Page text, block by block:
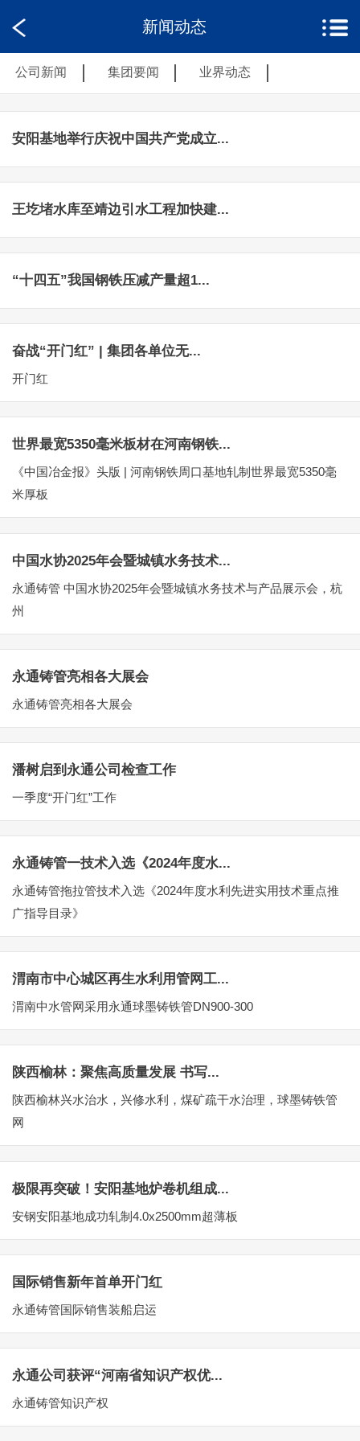
新闻动态
公司新闻 集团要闻 业界动态
安阳基地举行庆祝中国共产党成立...
王圪堵水库至靖边引水工程加快建...
“十四五”我国钢铁压减产量超1...
奋战“开门红” | 集团各单位无...
开门红
世界最宽5350毫米板材在河南钢铁...
《中国冶金报》头版 | 河南钢铁周口基地轧制世界最宽5350毫
米厚板
中国水协2025年会暨城镇水务技术...
永通铸管 中国水协2025年会暨城镇水务技术与产品展示会，杭
州
永通铸管亮相各大展会
永通铸管亮相各大展会
潘树启到永通公司检查工作
一季度“开门红”工作
永通铸管一技术入选《2024年度水...
永通铸管拖拉管技术入选《2024年度水利先进实用技术重点推
广指导目录》
渭南市中心城区再生水利用管网工...
渭南中水管网采用永通球墨铸铁管DN900-300
陕西榆林：聚焦高质量发展 书写...
陕西榆林兴水治水，兴修水利，煤矿疏干水治理，球墨铸铁管
网
极限再突破！安阳基地炉卷机组成...
安钢安阳基地成功轧制4.0x2500mm超薄板
国际销售新年首单开门红
永通铸管国际销售装船启运
永通公司获评“河南省知识产权优...
永通铸管知识产权